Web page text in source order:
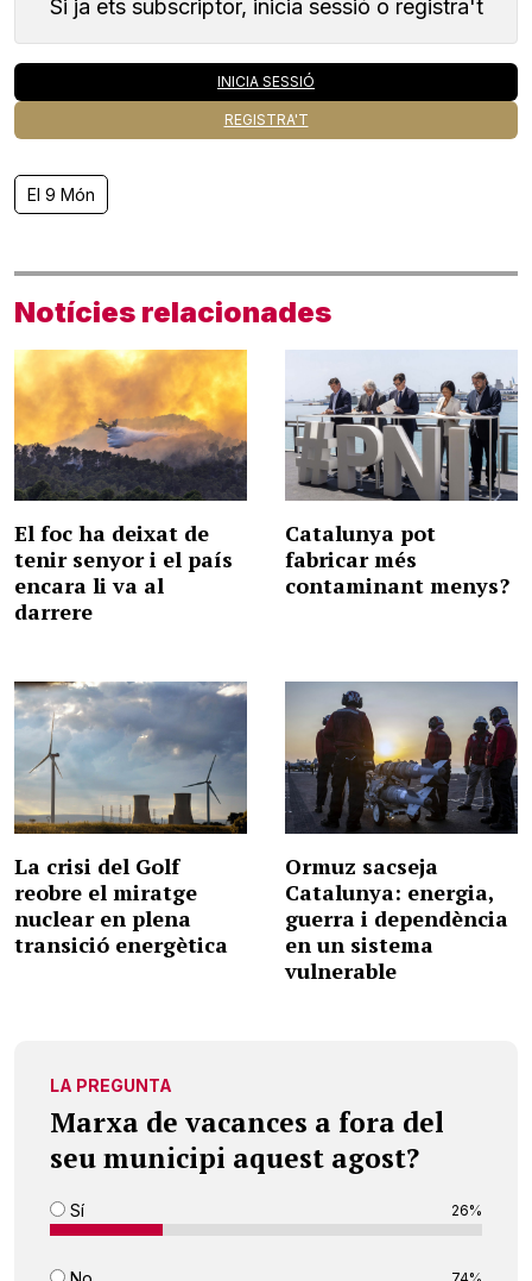
Si ja ets subscriptor, inicia sessió o registra't
INICIA SESSIÓ
REGISTRA'T
El 9 Món
Notícies relacionades
El foc ha deixat de
tenir senyor i el país
encara li va al
darrere
Catalunya pot
fabricar més
contaminant menys?
La crisi del Golf
reobre el miratge
nuclear en plena
transició energètica
Ormuz sacseja
Catalunya: energia,
guerra i dependència
en un sistema
vulnerable
LA PREGUNTA
Marxa de vacances a fora del
seu municipi aquest agost?
Sí 26%